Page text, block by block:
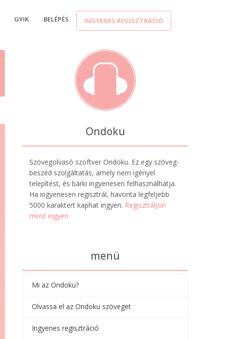
GYIK BELÉPÉS INGYENES REGISZTRÁCIÓ
Ondoku
Szövegolvasó szoftver Ondoku. Ez egy szöveg-
beszéd szolgáltatás, amely nem igényel
telepítést, és bárki ingyenesen felhasználhatja.
Ha ingyenesen regisztrál, havonta legfeljebb
5000 karaktert kaphat ingyen. Regisztráljon
most ingyen
menü
Mi az Ondoku?
Olvassa el az Ondoku szöveget
Ingyenes regisztráció